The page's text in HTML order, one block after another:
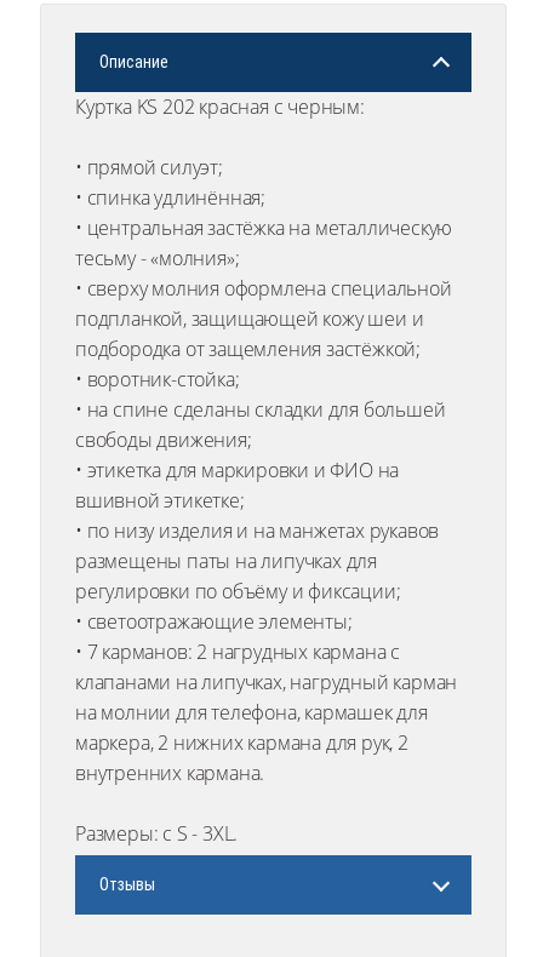
Описание
Куртка KS 202 красная с черным:
• прямой силуэт;
• спинка удлинённая;
• центральная застёжка на металлическую
тесьму - «молния»;
• сверху молния оформлена специальной
подпланкой, защищающей кожу шеи и
подбородка от защемления застёжкой;
• воротник-стойка;
• на спине сделаны складки для большей
свободы движения;
• этикетка для маркировки и ФИО на
вшивной этикетке;
• по низу изделия и на манжетах рукавов
размещены паты на липучках для
регулировки по объёму и фиксации;
• светоотражающие элементы;
• 7 карманов: 2 нагрудных кармана с
клапанами на липучках, нагрудный карман
на молнии для телефона, кармашек для
маркера, 2 нижних кармана для рук, 2
внутренних кармана.
Размеры: с S - 3XL.
Отзывы